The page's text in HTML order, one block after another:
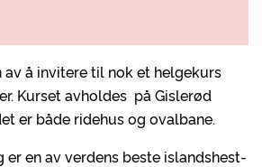
å invitere til nok et helgekurs
Kurset avholdes på Gislerød
er både ridehus og ovalbane.
er en av verdens beste islandshest-